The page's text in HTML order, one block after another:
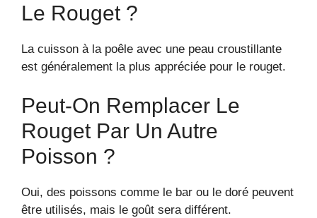
Le Rouget ?
La cuisson à la poêle avec une peau croustillante
est généralement la plus appréciée pour le rouget.
Peut-On Remplacer Le
Rouget Par Un Autre
Poisson ?
Oui, des poissons comme le bar ou le doré peuvent
être utilisés, mais le goût sera différent.